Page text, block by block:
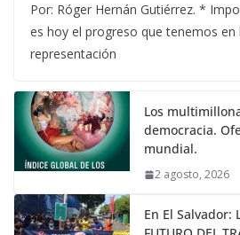
Por: Róger Hernán Gutiérrez. *
es hoy el progreso que tenemos en
representación
Los
democracia.
mundial.
2 agosto, 2026
En El Salvador: